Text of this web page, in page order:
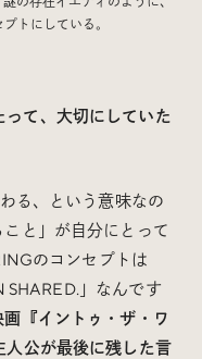
トにしている。
て、大切にしていた
る、という意味なの
と」が自分にとって
のコンセプトは
SHARED.」なんです
『イントゥ・ザ・ワ
公が最後に残した言